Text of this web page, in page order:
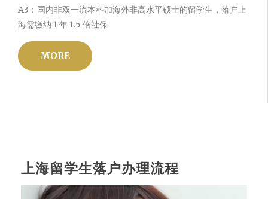
A3：国内非双一流本科加海外非高水平硕士的留学生，落户上
海需缴纳 1 年 1.5 倍社保
MORE
上海留学生落户办理流程